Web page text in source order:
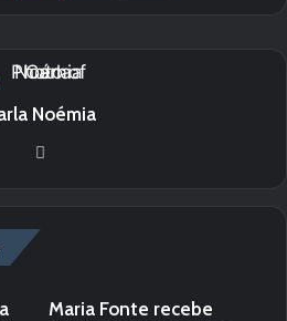
Noémia
Maria Fonte recebe